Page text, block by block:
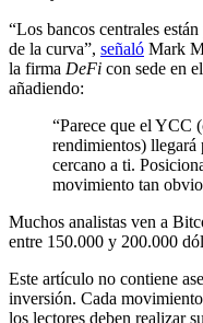
“Los bancos centrales
de la curva”, señaló Mark
la firma DeFi con sede en
añadiendo:
“Parece que el YCC
rendimientos) llegará
cercano a ti.
movimiento tan
Muchos analistas ven a
entre 150.000 y 200.000
Este artículo no contiene
inversión. Cada
los lectores deben realizar